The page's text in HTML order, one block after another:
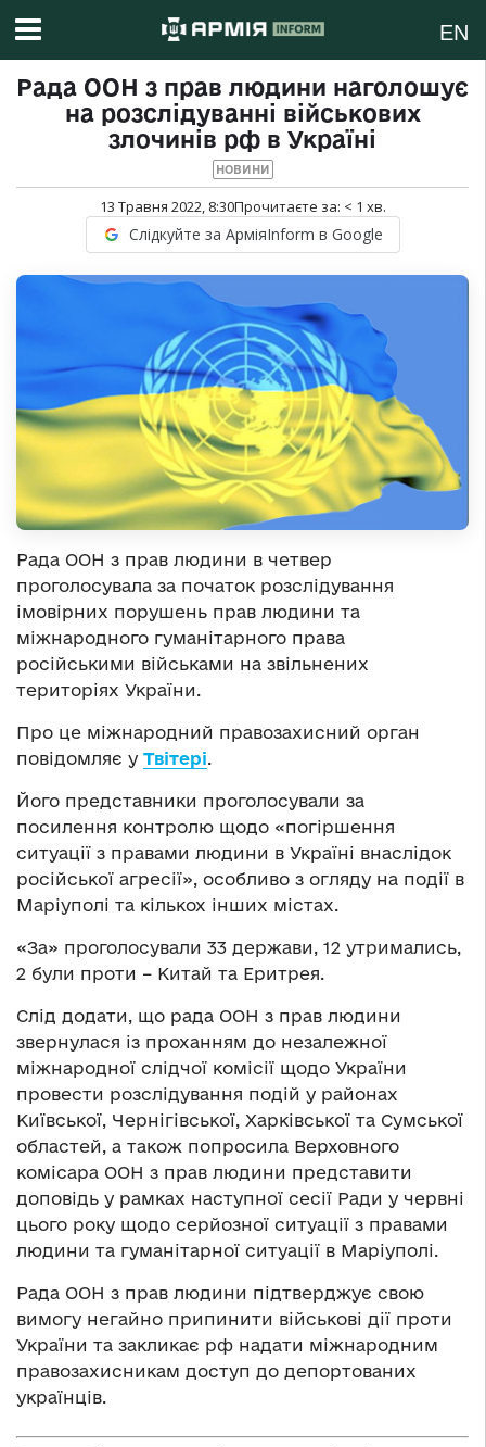
EN
Рада ООН з прав людини наголошує
на розслідуванні військових
злочинів рф в Україні
НОВИНИ
13 Травня 2022, 8:30Прочитаєте за: < 1 хв.
Слідкуйте за АрміяInform в Google
Рада ООН з прав людини в четвер
проголосувала за початок розслідування
імовірних порушень прав людини та
міжнародного гуманітарного права
російськими військами на звільнених
територіях України.
Про це міжнародний правозахисний орган
повідомляє у Твітері.
Його представники проголосували за
посилення контролю щодо «погіршення
ситуації з правами людини в Україні внаслідок
російської агресії», особливо з огляду на події в
Маріуполі та кількох інших містах.
«За» проголосували 33 держави, 12 утримались,
2 були проти – Китай та Еритрея.
Слід додати, що рада ООН з прав людини
звернулася із проханням до незалежної
міжнародної слідчої комісії щодо України
провести розслідування подій у районах
Київської, Чернігівської, Харківської та Сумської
областей, а також попросила Верховного
комісара ООН з прав людини представити
доповідь у рамках наступної сесії Ради у червні
цього року щодо серйозної ситуації з правами
людини та гуманітарної ситуації в Маріуполі.
Рада ООН з прав людини підтверджує свою
вимогу негайно припинити військові дії проти
України та закликає рф надати міжнародним
правозахисникам доступ до депортованих
українців.